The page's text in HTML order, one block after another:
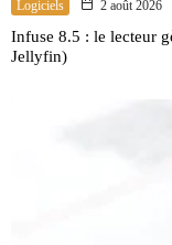
Logiciels 2 août 2026
Infuse 8.5 : le lecteur
Jellyfin)